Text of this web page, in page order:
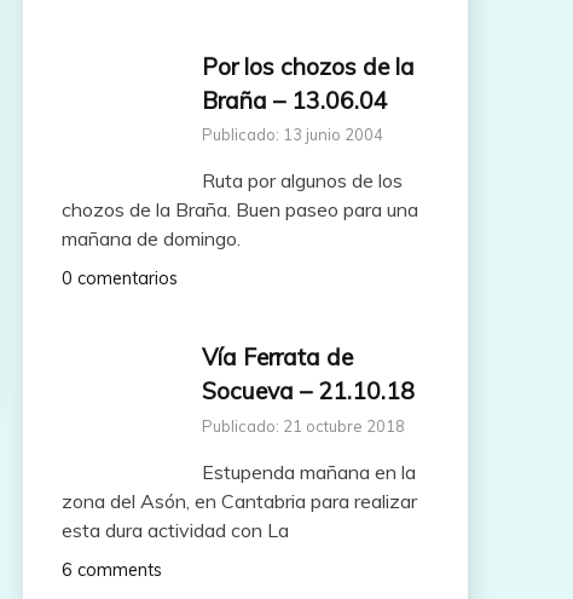
Por los chozos de la
Braña – 13.06.04
Publicado: 13 junio 2004
Ruta por algunos de los
chozos de la Braña. Buen paseo para una
mañana de domingo.
0 comentarios
Vía Ferrata de
Socueva – 21.10.18
Publicado: 21 octubre 2018
Estupenda mañana en la
zona del Asón, en Cantabria para realizar
esta dura actividad con La
6 comments